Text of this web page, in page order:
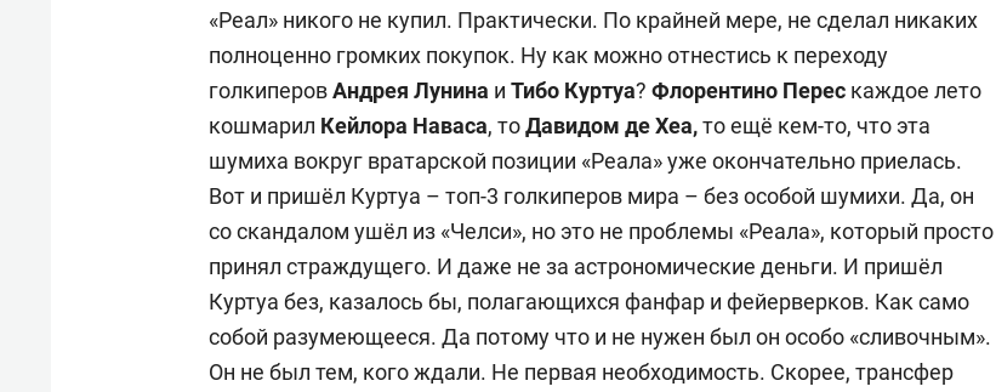
«Реал» никого не купил. Практически. По крайней мере, не сделал никаких
полноценно громких покупок. Ну как можно отнестись к переходу
голкиперовАндрея Лунина и Тибо Куртуа? Флорентино Перес каждое лето
кошмарил Кейлора Наваса, тоДавидом де Хеа,то ещё кем-то, что эта
шумиха вокруг вратарской позиции «Реала» уже окончательно приелась.
Вот и пришёл Куртуа – топ-3 голкиперов мира – без особой шумихи. Да, он
со скандалом ушёл из «Челси», но это не проблемы «Реала», который просто
принял страждущего. И даже не за астрономические деньги. И пришёл
Куртуа без, казалось бы, полагающихся фанфар и фейерверков. Как само
собой разумеющееся. Да потому что и не нужен был он особо «сливочным».
Он не был тем, кого ждали. Не первая необходимость. Скорее, трансфер